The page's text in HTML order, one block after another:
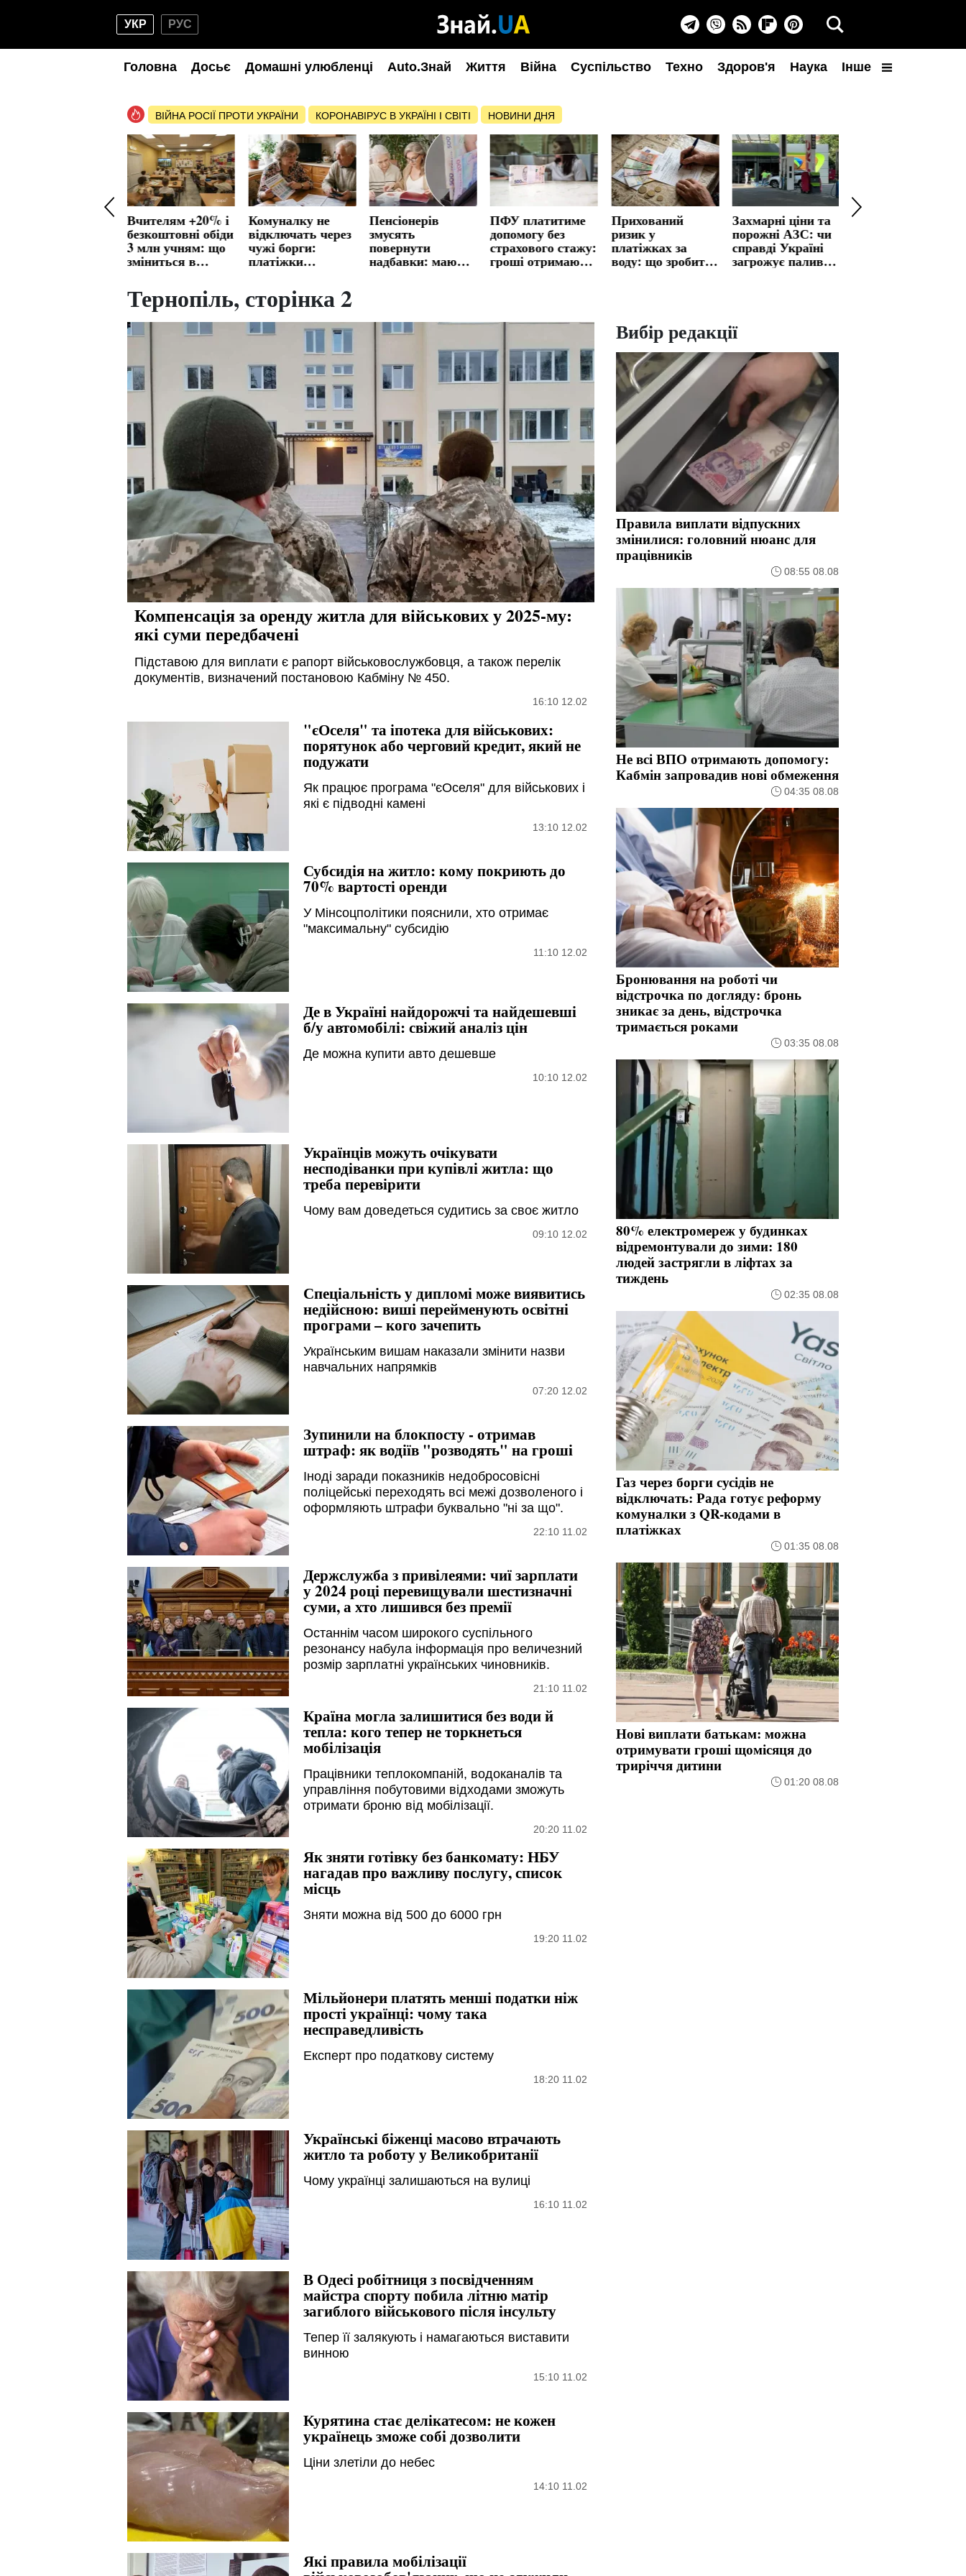
УКР РУС
Головна Досьє Домашні улюбленці Auto.Знай Життя Війна Суспільство Техно Здоров'я Наука Інше
ВІЙНА РОСІЇ ПРОТИ УКРАЇНИ КОРОНАВІРУС В УКРАЇНІ І СВІТІ НОВИНИ ДНЯ
Вчителям +20% і
безкоштовні обіди
3 млн учням: що
зміниться в
Комуналку не
відключать через
чужі борги:
платіжки
зміняться
Пенсіонерів
змусять
повернути
надбавки: мають
10 днів
ПФУ платитиме
допомогу без
страхового стажу:
гроші отримають
люди від 65 років
Прихований
ризик у
платіжках за
воду: що зробити,
аби не платити
Захмарні ціни та
порожні АЗС: чи
справді Україні
загрожує паливна
криза
Успіння
Тернопіль, сторінка 2
Компенсація за оренду житла для військових у 2025-му:
які суми передбачені
Підставою для виплати є рапорт військовослужбовця, а також перелік
документів, визначений постановою Кабміну № 450.
16:10 12.02
"єОселя" та іпотека для військових:
порятунок або черговий кредит, який не
подужати
Як працює програма "єОселя" для військових і
які є підводні камені
13:10 12.02
Субсидія на житло: кому покриють до
70% вартості оренди
У Мінсоцполітики пояснили, хто отримає
"максимальну" субсидію
11:10 12.02
Де в Україні найдорожчі та найдешевші
б/у автомобілі: свіжий аналіз цін
Де можна купити авто дешевше
10:10 12.02
Українців можуть очікувати
несподіванки при купівлі житла: що
треба перевірити
Чому вам доведеться судитись за своє житло
09:10 12.02
Спеціальність у дипломі може виявитись
недійсною: виші перейменують освітні
програми – кого зачепить
Українським вишам наказали змінити назви
навчальних напрямків
07:20 12.02
Зупинили на блокпосту - отримав
штраф: як водіїв "розводять" на гроші
Іноді заради показників недобросовісні
поліцейські переходять всі межі дозволеного і
оформляють штрафи буквально "ні за що".
22:10 11.02
Держслужба з привілеями: чиї зарплати
у 2024 році перевищували шестизначні
суми, а хто лишився без премії
Останнім часом широкого суспільного
резонансу набула інформація про величезний
розмір зарплатні українських чиновників.
21:10 11.02
Країна могла залишитися без води й
тепла: кого тепер не торкнеться
мобілізація
Працівники теплокомпаній, водоканалів та
управління побутовими відходами зможуть
отримати броню від мобілізації.
20:20 11.02
Як зняти готівку без банкомату: НБУ
нагадав про важливу послугу, список
місць
Зняти можна від 500 до 6000 грн
19:20 11.02
Мільйонери платять менші податки ніж
прості українці: чому така
несправедливість
Експерт про податкову систему
18:20 11.02
Українські біженці масово втрачають
житло та роботу у Великобританії
Чому українці залишаються на вулиці
16:10 11.02
В Одесі робітниця з посвідченням
майстра спорту побила літню матір
загиблого військового після інсульту
Тепер її залякують і намагаються виставити
винною
15:10 11.02
Курятина стає делікатесом: не кожен
українець зможе собі дозволити
Ціни злетіли до небес
14:10 11.02
Які правила мобілізації
Вибір редакції
Правила виплати відпускних
змінилися: головний нюанс для
працівників
08:55 08.08
Не всі ВПО отримають допомогу:
Кабмін запровадив нові обмеження
04:35 08.08
Бронювання на роботі чи
відстрочка по догляду: бронь
зникає за день, відстрочка
тримається роками
03:35 08.08
80% електромереж у будинках
відремонтували до зими: 180
людей застрягли в ліфтах за
тиждень
02:35 08.08
Газ через борги сусідів не
відключать: Рада готує реформу
комуналки з QR-кодами в
платіжках
01:35 08.08
Нові виплати батькам: можна
отримувати гроші щомісяця до
триріччя дитини
01:20 08.08